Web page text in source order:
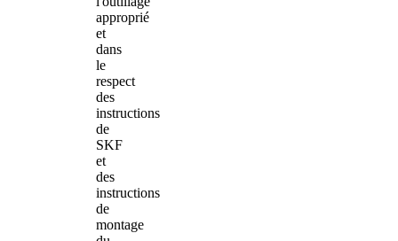
approprié
et
dans
le
respect
des
instructions
de
SKF
et
des
instructions
de
montage